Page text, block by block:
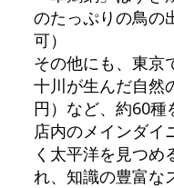
のたっぷりの鳥の
可）
その他にも、東京
十川が生んだ自然
円）など、約60種
店内のメインダイ
く太平洋を見つ
れ、知識の豊富な